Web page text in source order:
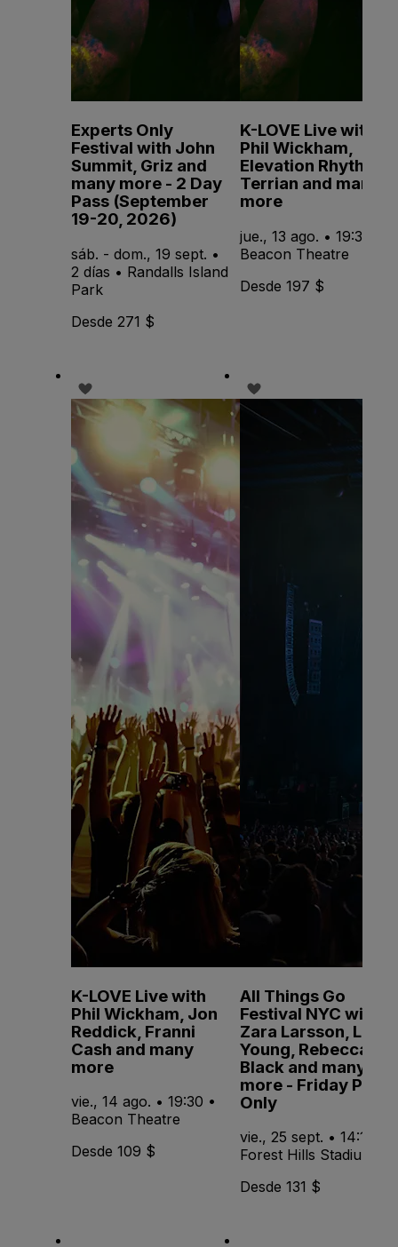
Experts Only
Festival with John
Summit, Griz and
many more - 2 Day
Pass (September
19-20, 2026)
sáb. - dom., 19 sept. •
2 días • Randalls Island
Park
Desde 271 $
K-LOVE Live with
Phil Wickham,
Elevation Rhythm,
Terrian and many
more
jue., 13 ago. • 19:30 •
Beacon Theatre
Desde 197 $
K-LOVE Live with
Phil Wickham, Jon
Reddick, Franni
Cash and many
more
vie., 14 ago. • 19:30 •
Beacon Theatre
Desde 109 $
All Things Go
Festival NYC with
Zara Larsson, Lola
Young, Rebecca
Black and many
more - Friday Pass
Only
vie., 25 sept. • 14:15 •
Forest Hills Stadium
Desde 131 $